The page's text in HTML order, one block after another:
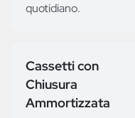
quotidiano.
Cassetti con
Chiusura
Ammortizzata